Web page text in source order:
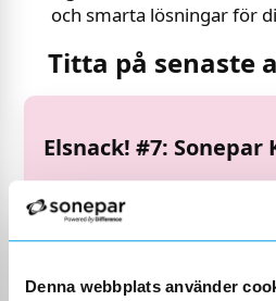
Denna webbplats använder
och smarta lösningar för
Titta på senaste
Elsnack! #7: Sonepar
Vi kollar in Sonepars tjänst
smart lösning för dig som
nära till hands, utan att
lager eller köra fram och